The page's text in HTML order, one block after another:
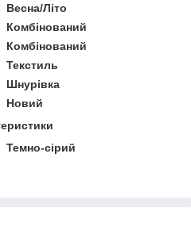
Весна/Літо
Комбінований
Комбінований
Текстиль
Шнурівка
Новий
Темно-сірий